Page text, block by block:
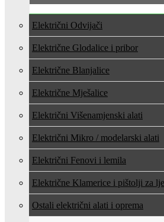
Električni Odvijači
Električne Glodalice i pribor
Električne Blanjalice
Električne Mješalice
Električni Višenamjenski alati
Električni Mikro / modelarski alati
Električni Fenovi i lemila
Električne Klamerice i pištolji za
Ostali električni alati i oprema